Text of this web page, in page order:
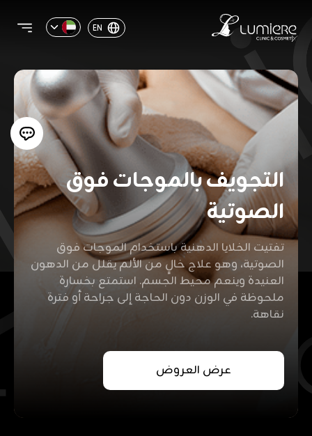
EN
التجويف بالموجات فوق
الصوتية
تفتيت الخلايا الدهنية باستخدام الموجات فوق
الصوتية، وهو علاج خالٍ من الألم يقلل من الدهون
العنيدة وينعم محيط الجسم. استمتع بخسارة
ملحوظة في الوزن دون الحاجة إلى جراحة أو فترة
نقاهة.
عرض العروض